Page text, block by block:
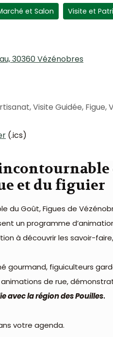
et Salon Visite et
30360 Vézénobres
Visite Guidée, Figue,
(.ics)
et du figuier
du Goût, Figues de
un programme
à découvrir les savoir-
gourmand, figuiculteurs
de rue,
avec la région des Pouilles.
votre agenda.